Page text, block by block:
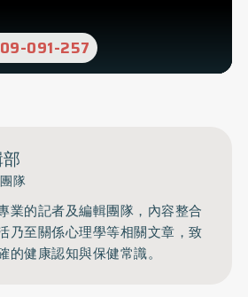
091-257
隊
業的記者及編輯團隊，內容整合
乃至關係心理學等相關文章，致
的健康認知與保健常識。